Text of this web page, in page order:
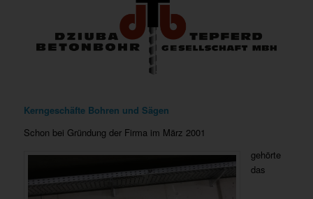
Kerngeschäfte Bohren und Sägen
Schon bei Gründung der Firma im März 2001
gehörte
das